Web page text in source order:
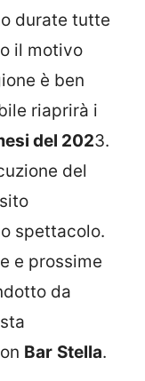
durate tutte
il motivo
è ben
riaprirà i
del 2023.
del
spettacolo.
e prossime
da
Bar Stella.